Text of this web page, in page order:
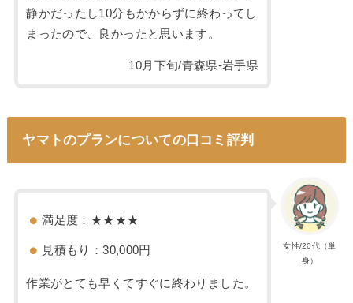
静かだったし10分もかからずに終わってし
まったので、良かったと思います。
10月下旬/青森県-岩手県
ヤマトのプランについての口コミ評判
女性/20代（単
身）
満足度：★★★★
見積もり：30,000円
作業がとても早くてすぐに終わりました。